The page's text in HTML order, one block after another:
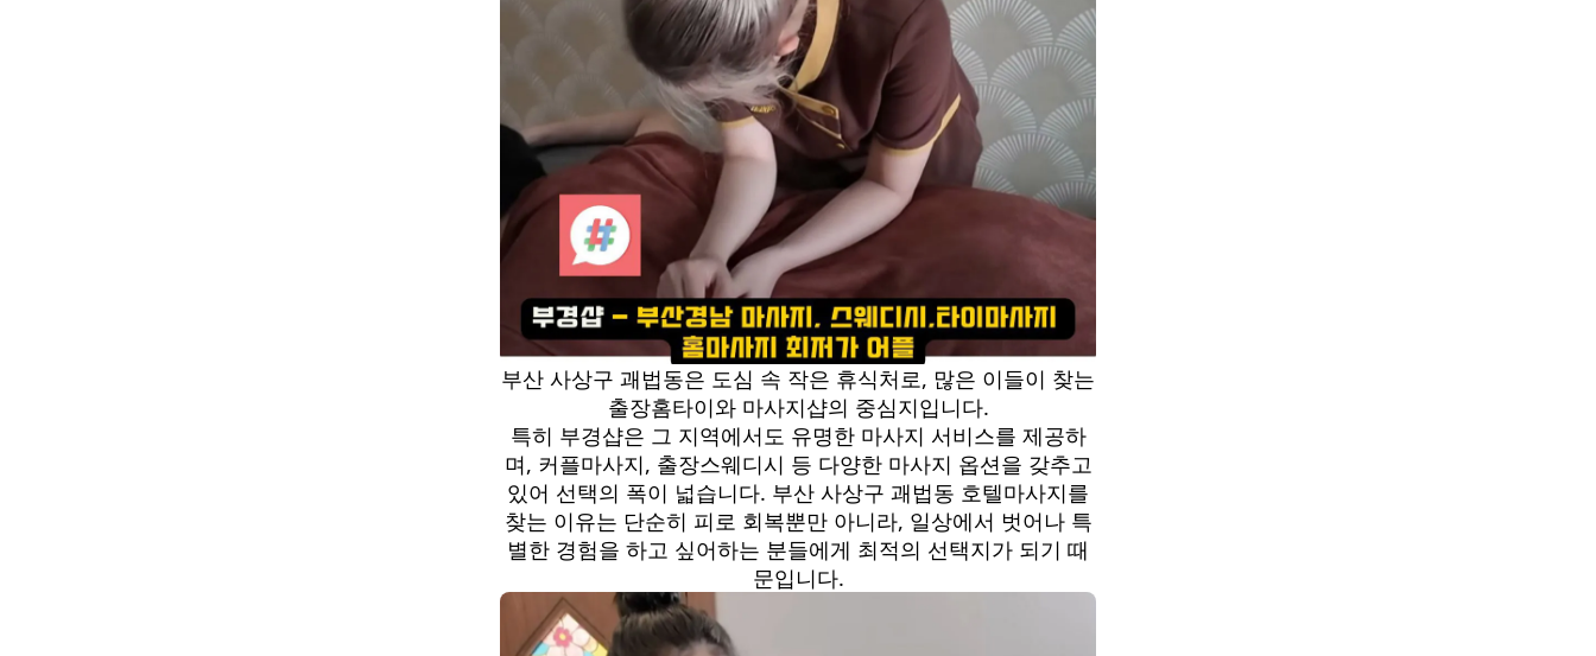
부산 사상구 괘법동은 도심 속 작은 휴식처로, 많은 이들이 찾는
출장홈타이와 마사지샵의 중심지입니다.
특히 부경샵은 그 지역에서도 유명한 마사지 서비스를 제공하
며, 커플마사지, 출장스웨디시 등 다양한 마사지 옵션을 갖추고
있어 선택의 폭이 넓습니다. 부산 사상구 괘법동 호텔마사지를
찾는 이유는 단순히 피로 회복뿐만 아니라, 일상에서 벗어나 특
별한 경험을 하고 싶어하는 분들에게 최적의 선택지가 되기 때
문입니다.